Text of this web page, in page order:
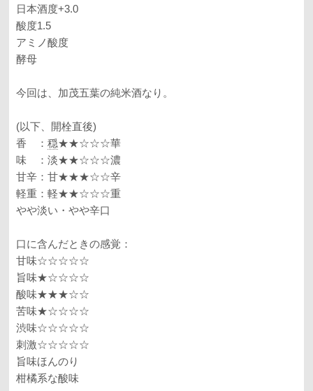
日本酒度+3.0
酸度1.5
アミノ酸度
酵母
今回は、加茂五葉の純米酒なり。
(以下、開栓直後)
香 ：穏★★☆☆☆華
味 ：淡★★☆☆☆濃
甘辛：甘★★★☆☆辛
軽重：軽★★☆☆☆重
やや淡い・やや辛口
口に含んだときの感覚：
甘味☆☆☆☆☆
旨味★☆☆☆☆
酸味★★★☆☆
苦味★☆☆☆☆
渋味☆☆☆☆☆
刺激☆☆☆☆☆
旨味ほんのり
柑橘系な酸味